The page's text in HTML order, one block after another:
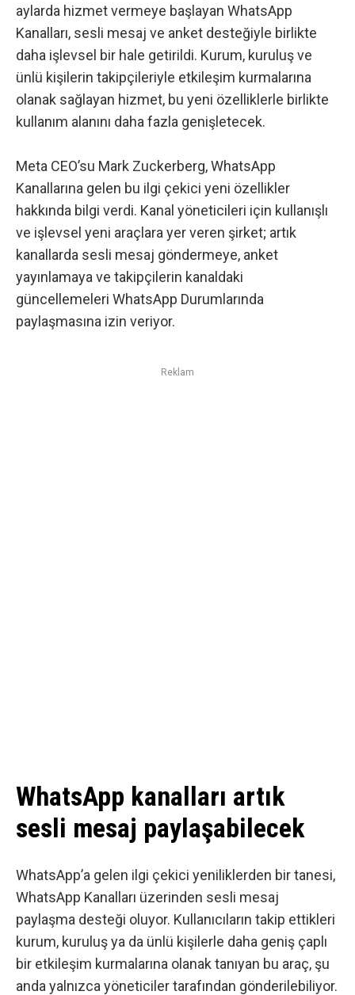
aylarda hizmet vermeye başlayan WhatsApp
Kanalları, sesli mesaj ve anket desteğiyle birlikte
daha işlevsel bir hale getirildi. Kurum, kuruluş ve
ünlü kişilerin takipçileriyle etkileşim kurmalarına
olanak sağlayan hizmet, bu yeni özelliklerle birlikte
kullanım alanını daha fazla genişletecek.
Meta CEO’su Mark Zuckerberg, WhatsApp
Kanallarına gelen bu ilgi çekici yeni özellikler
hakkında bilgi verdi. Kanal yöneticileri için kullanışlı
ve işlevsel yeni araçlara yer veren şirket; artık
kanallarda sesli mesaj göndermeye, anket
yayınlamaya ve takipçilerin kanaldaki
güncellemeleri WhatsApp Durumlarında
paylaşmasına izin veriyor.
Reklam
WhatsApp kanalları artık
sesli mesaj paylaşabilecek
WhatsApp’a gelen ilgi çekici yeniliklerden bir tanesi,
WhatsApp Kanalları üzerinden sesli mesaj
paylaşma desteği oluyor. Kullanıcıların takip ettikleri
kurum, kuruluş ya da ünlü kişilerle daha geniş çaplı
bir etkileşim kurmalarına olanak tanıyan bu araç, şu
anda yalnızca yöneticiler tarafından gönderilebiliyor.